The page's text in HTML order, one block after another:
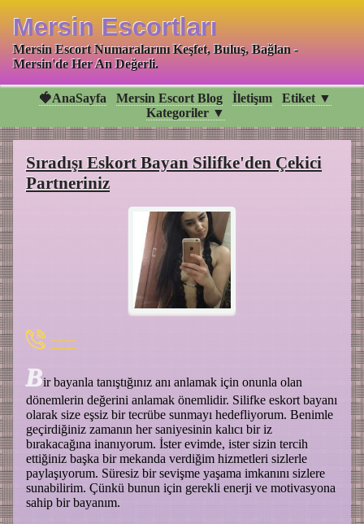
Mersin Escortları
Mersin Escort Numaralarını Keşfet, Buluş, Bağlan -
Mersin'de Her An Değerli.
🍓AnaSayfa Mersin Escort Blog İletişım
Etiket ▼
Kategoriler ▼
Sıradışı Eskort Bayan Silifke'den Çekici
Partneriniz
----
Bir bayanla tanıştığınız anı anlamak için onunla olan
dönemlerin değerini anlamak önemlidir. Silifke eskort bayanı
olarak size eşsiz bir tecrübe sunmayı hedefliyorum. Benimle
geçirdiğiniz zamanın her saniyesinin kalıcı bir iz
bırakacağına inanıyorum. İster evimde, ister sizin tercih
ettiğiniz başka bir mekanda verdiğim hizmetleri sizlerle
paylaşıyorum. Süresiz bir sevişme yaşama imkanını sizlere
sunabilirim. Çünkü bunun için gerekli enerji ve motivasyona
sahip bir bayanım.